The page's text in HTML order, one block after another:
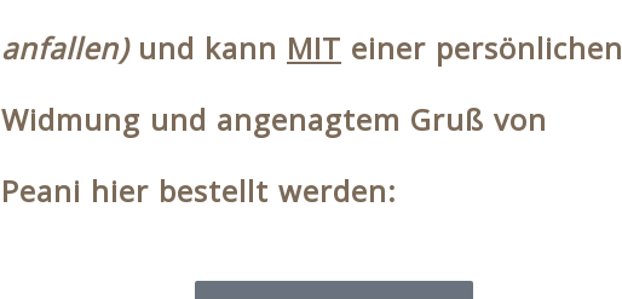
anfallen)und kann MIT einer persönlichen
Widmung und angenagtem Gruß von
Peani hier bestellt werden: